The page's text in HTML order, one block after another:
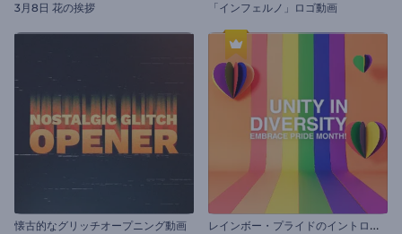
3月8日 花の挨拶 「インフェルノ」ロゴ動画
懐古的なグリッチオープニング動画 レ
インボー・プライドのイントロ動画